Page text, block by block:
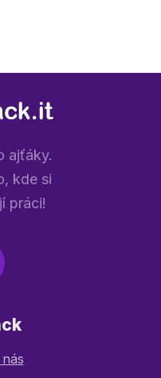
ajťáky.
kde si
práci!